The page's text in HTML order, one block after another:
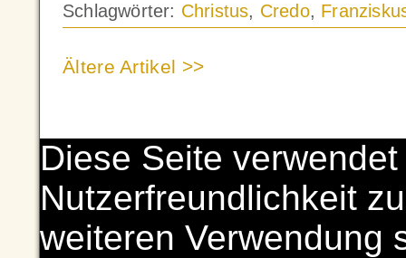
Schlagwörter: Christus, Credo,
Ältere Artikel >>
Diese Seite
Nutzerfreundlichkeit
weiteren Verwendung